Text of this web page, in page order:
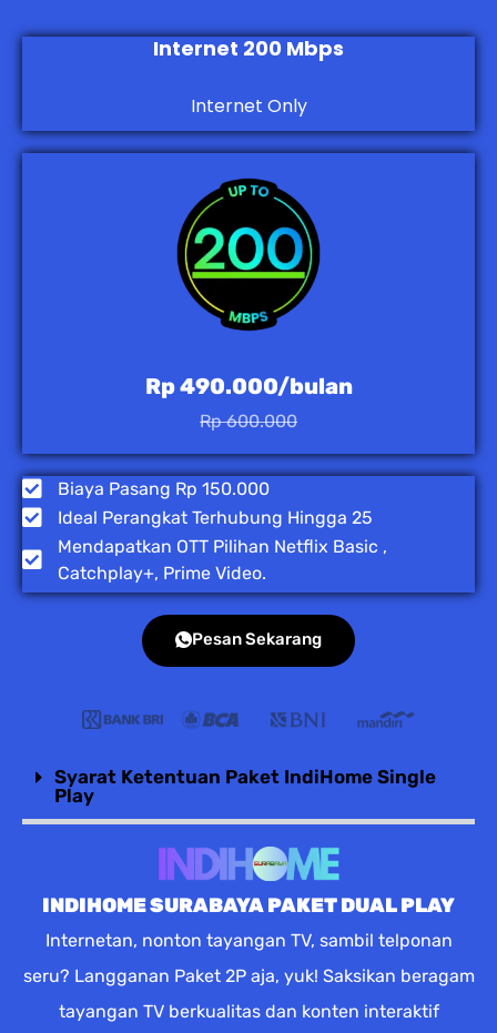
Internet 200 Mbps
Internet Only
Rp 490.000/bulan
Rp 600.000
Biaya Pasang Rp 150.000
Ideal Perangkat Terhubung Hingga 25
Mendapatkan OTT Pilihan Netflix Basic ,
Catchplay+, Prime Video.
Pesan Sekarang
Syarat Ketentuan Paket IndiHome Single
Play
INDIHOME SURABAYA PAKET DUAL PLAY
Internetan, nonton tayangan TV, sambil telponan
seru? Langganan Paket 2P aja, yuk! Saksikan beragam
tayangan TV berkualitas dan konten interaktif